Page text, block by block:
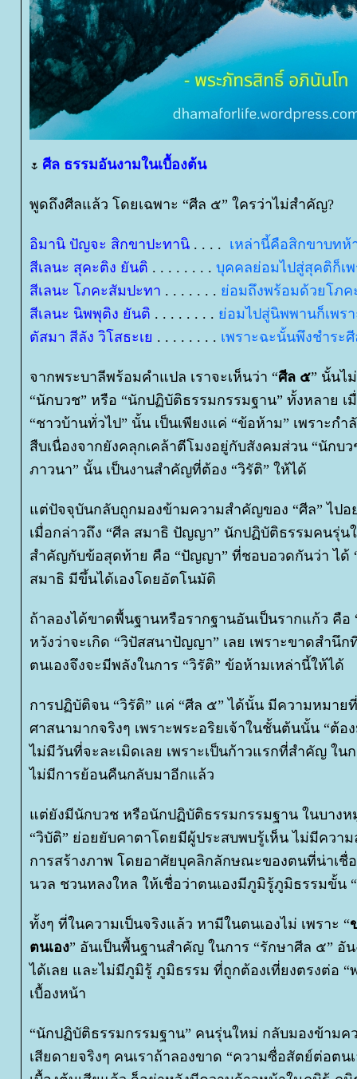
🌷 ศีล ธรรมอันงามในเบื้องต้น
พูดถึงศีลแล้ว โดยเฉพาะ “ศีล ๕” ใครว่าไม่สำคัญ?
อิมานิ ปัญจะ สิกขาปะทานิ . . . . เหล่านี้คือสิกขาบทห้
สีเลนะ สุคะติง ยันติ . . . . . . . . บุคคลย่อมไปสู่สุคติก็เ
สีเลนะ โภคะสัมปะทา . . . . . . . อมถึงพร้อมด้วยโภค
สีเลนะ นิพพุติง ยันติ . . . . . . . . อมไปสู่นิพพานก็เพร
ตัสมา สีลัง วิโสธะเ . . . . . . . . เพราะฉะนั้นพึงชำระ
จากพระบาลีพร้อมคำแปล เราจะเห็นว่า “ศีล ๕” นั้นไ
“นักบวช” หรือ “นักปฏิบัติธรรมกรรมฐาน” ทั้งหลาย เ
“ชาวบ้านทั่วไป” นั้น เป็นเพียงแค่ “ข้อห้าม” เพราะก
สืบเนื่องจากยังคลุกเคล้าตีโมงอยู่กับสังคมส่วน “นักบ
ภาวนา” นั้น เป็นงานสำคัญที่ต้อง “วิรัติ” ให้ได้
ต่ปัจจุบันกลับถูกมองข้ามความสำคัญของ “ศีล” ไปอ
เมื่อกล่าวถึง “ศีล สมาธิ ปัญญา” นักปฏิบัติธรรมคนรุ่น
สำคัญกับข้อสุดท้าย คือ “ปัญญา” ที่ชอบอวดกันว่า ได้
สมาธิ มีขึ้นได้เองโดยอัตโนมัติ
ถ้าลองได้ขาดพื้นฐานหรือรากฐานอันเป็นรากแก้ว คือ
หวังว่าจะเกิด “วิปัสสนาปัญญา” เลย เพราะขาดสำนึก
ตนเองจึงจะมีพลังในการ “วิรัติ” ข้อห้ามเหล่านี้ให้ได้
การปฏิบัติจน “วิรัติ” แค่ “ศีล ๕” ได้นั้น มีความหมาย
ศาสนามากจริงๆ เพราะพระอริยเจ้าในชั้นต้นนั้น “ต้
ไม่มีวันที่จะละเมิดเลย เพราะเป็นก้าวแรกที่สำคัญ ใน
ไม่มีการย้อนคืนกลับมาอีกแล้ว
ต่ยังมีนักบวช หรือนักปฏิบัติธรรมกรรมฐาน ในบางห
“วิบัติ” ย่อยยับคาตาโดยมีผู้ประสบพบรู้เห็น ไม่มีควา
การสร้างภาพ โดยอาศัยบุคลิกลักษณะของตนที่น่าเชื่
นวล ชวนหลงใหล ให้เชื่อว่าตนเองมีภูมิรู้ภูมิธรรมขั้น
ทั้งๆ ที่ในความเป็นจริงแล้ว หามีในตนเองไม่ เพราะ “
ตนเอง” อันเป็นพื้นฐานสำคัญ ในการ “รักษาศีล ๕” อั
ได้เลย และไม่มีภูมิรู้ ภูมิธรรม ที่ถูกต้องเที่ยงตรงต่อ
เบื้องหน้า
“นักปฏิบัติธรรมกรรมฐาน” คนรุ่นใหม่ กลับมองข้ามค
เสียดายจริงๆ คนเราถ้าลองขาด “ความซื่อสัตย์ต่อตน